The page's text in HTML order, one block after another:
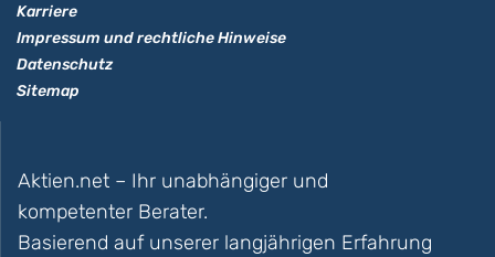
Karriere
Impressum und rechtliche Hinweise
Datenschutz
Sitemap
Aktien.net – Ihr unabhängiger und
kompetenter Berater.
Basierend auf unserer langjährigen Erfahrung